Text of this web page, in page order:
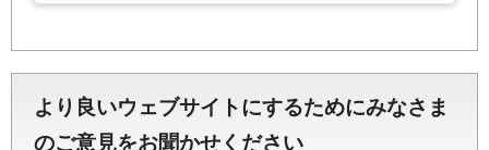
より良いウェブサイトにするためにみなさま
のご意見をお聞かせください